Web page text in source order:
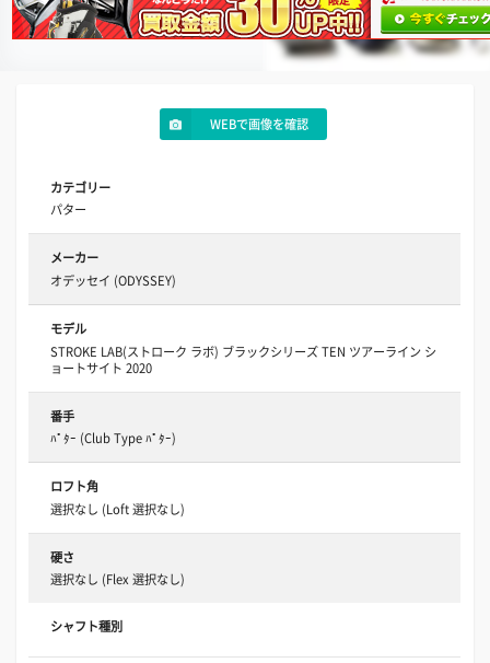
WEBで画像を確認
カテゴリー
パター
メーカー
オデッセイ (ODYSSEY)
モデル
STROKE LAB(ストローク ラボ) ブラックシリーズ TEN ツアーライン シ
ョートサイト 2020
番手
ﾊﾟﾀｰ (Club Type ﾊﾟﾀｰ)
ロフト角
選択なし (Loft 選択なし)
硬さ
選択なし (Flex 選択なし)
シャフト種別